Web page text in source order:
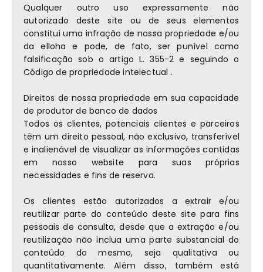
Qualquer outro uso expressamente não
autorizado deste site ou de seus elementos
constitui uma infração de nossa propriedade e/ou
da elloha e pode, de fato, ser punível como
falsificação sob o artigo L. 355-2 e seguindo o
Código de propriedade intelectual .
Direitos de nossa propriedade em sua capacidade
de produtor de banco de dados
Todos os clientes, potenciais clientes e parceiros
têm um direito pessoal, não exclusivo, transferível
e inalienável de visualizar as informações contidas
em nosso website para suas próprias
necessidades e fins de reserva.
Os clientes estão autorizados a extrair e/ou
reutilizar parte do conteúdo deste site para fins
pessoais de consulta, desde que a extração e/ou
reutilização não inclua uma parte substancial do
conteúdo do mesmo, seja qualitativa ou
quantitativamente. Além disso, também está